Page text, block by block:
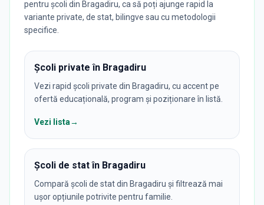
pentru școli din Bragadiru, ca să poți ajunge rapid la
variante private, de stat, bilingve sau cu metodologii
specifice.
Școli private în Bragadiru
Vezi rapid școli private din Bragadiru, cu accent pe
ofertă educațională, program și poziționare în listă.
Vezi lista→
Școli de stat în Bragadiru
Compară școli de stat din Bragadiru și filtrează mai
ușor opțiunile potrivite pentru familie.